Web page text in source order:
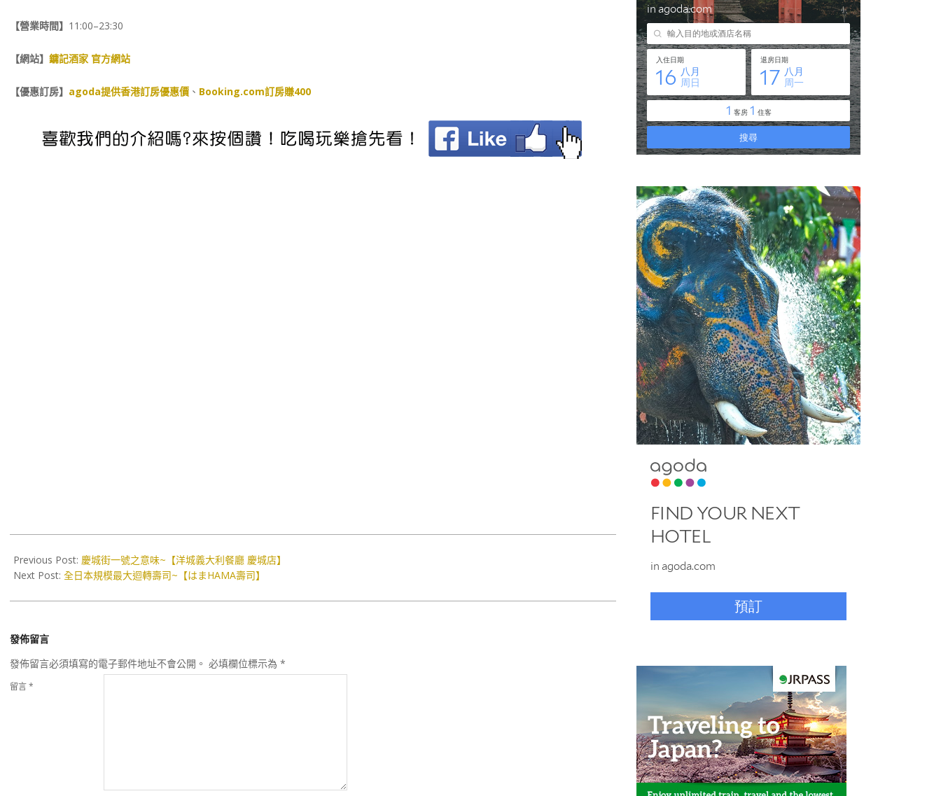
【營業時間】 11:00–23:30
【網站】 鏞記酒家 官方網站
【優惠訂房】 agoda提供香港訂房優惠價 、 Booking.com訂房賺400
02-
09
Previous Post: 慶城街一號之意味~【洋城義大利餐廳 慶城店】
Next Post: 全日本規模最大迴轉壽司~【はまHAMA壽司】
發佈留言
發佈留言必須填寫的電子郵件地址不會公開。 必填欄位標示為 *
留言*